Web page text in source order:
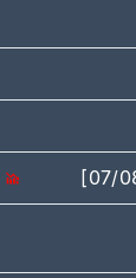
[07/